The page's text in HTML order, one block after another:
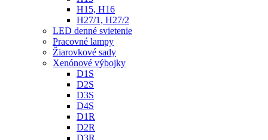
H15, H16
H27/1, H27/2
LED denné svietenie
Pracovné lampy
Žiarovkové sady
Xenónové výbojky
D1S
D2S
D3S
D4S
D1R
D2R